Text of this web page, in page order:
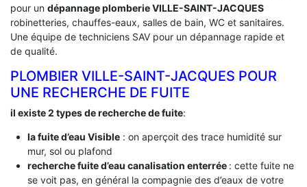
pour un dépannage plomberie VILLE-SAINT-JACQUES
robinetteries, chauffes-eaux, salles de bain, WC et sanitaires.
Une équipe de techniciens SAV pour un dépannage rapide et
de qualité.
PLOMBIER VILLE-SAINT-JACQUES POUR
UNE RECHERCHE DE FUITE
il existe 2 types de recherche de fuite:
la fuite d’eau Visible: on aperçoit des trace humidité sur
mur, sol ou plafond
recherche fuite d’eau canalisation enterrée : cette fuite ne
se voit pas, en général la compagnie des d’eaux de votre